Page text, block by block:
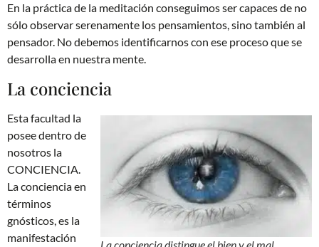
En la práctica de la meditación conseguimos ser capaces de no
sólo observar serenamente los pensamientos, sino también al
pensador. No debemos identificarnos con ese proceso que se
desarrolla en nuestra mente.
La conciencia
La conciencia distingue el bien y el mal
Esta facultad la
posee dentro de
nosotros la
CONCIENCIA.
La conciencia en
términos
gnósticos, es la
manifestación